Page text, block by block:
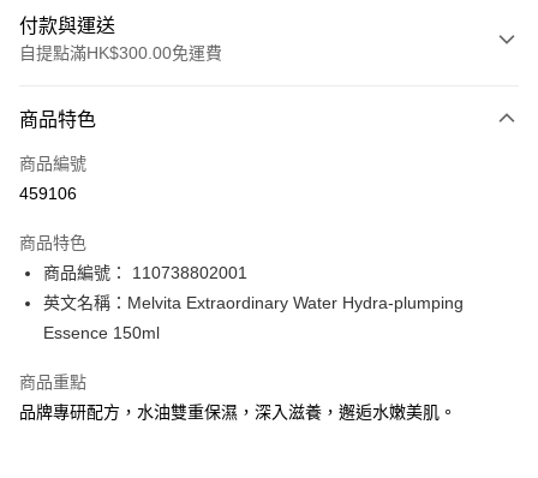
付款與運送
自提點滿HK$300.00免運費
信用卡
Apple Pay
PayMe
WeChat Pay
送貨方式
商品特色
商品編號
459106
商品特色
商品編號： 110738802001
英文名稱：Melvita Extraordinary Water Hydra-plumping
Essence 150ml
商品重點
品牌專研配方，水油雙重保濕，深入滋養，邂逅水嫩美肌。